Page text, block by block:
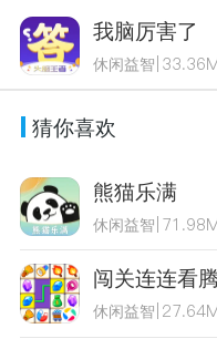
我脑厉害了
休闲益智
猜你喜欢
熊猫乐满
休闲益智
闯关连连看
休闲益智